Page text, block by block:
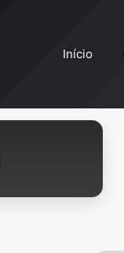
Início